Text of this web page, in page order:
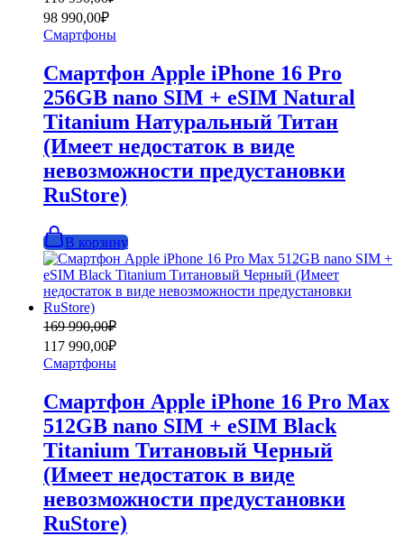
цена
составляла
110
98 990,00₽
цена:
98
990,00₽.
Смартфоны
Смартфон Apple iPhone 16 Pro
256GB nano SIM + eSIM Natural
Titanium Натуральный Титан
(Имеет недостаток в виде
невозможности предустановки
RuStore)
В корзину
169 990,00₽
Первоначальная
цена
составляла
169
117 990,00₽
Текущая
цена:
117
990,00₽.
Смартфоны
Смартфон Apple iPhone 16 Pro Max
512GB nano SIM + eSIM Black
Titanium Титановый Черный
(Имеет недостаток в виде
невозможности предустановки
RuStore)